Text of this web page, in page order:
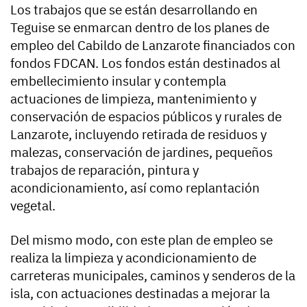
Los trabajos que se están desarrollando en
Teguise se enmarcan dentro de los planes de
empleo del Cabildo de Lanzarote financiados con
fondos FDCAN. Los fondos están destinados al
embellecimiento insular y contempla
actuaciones de limpieza, mantenimiento y
conservación de espacios públicos y rurales de
Lanzarote, incluyendo retirada de residuos y
malezas, conservación de jardines, pequeños
trabajos de reparación, pintura y
acondicionamiento, así como replantación
vegetal.
Del mismo modo, con este plan de empleo se
realiza la limpieza y acondicionamiento de
carreteras municipales, caminos y senderos de la
isla, con actuaciones destinadas a mejorar la